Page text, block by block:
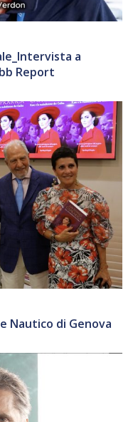
a
Report
Nautico di Genova